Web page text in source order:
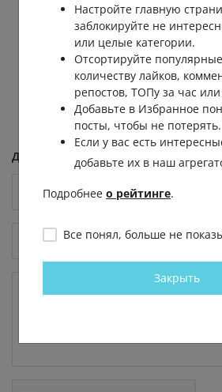
Никита Филатов
, п прошлом
этом году Ростов
1 год назад 0
Добавить комментарий
Настройте главную
заблокируйте не
или целые категории.
Отсортируйте
количеству лайков,
репостов, ТОПу за час
Добавьте в Избранное
посты, чтобы не потерять.
Если у вас есть
добавьте их в наш
Подробнее о рейтинге.
Все понял, больше не
Закрыть